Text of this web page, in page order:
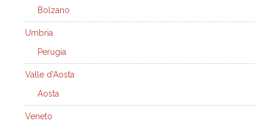
Bolzano
Umbria
Perugia
Valle d'Aosta
Aosta
Veneto